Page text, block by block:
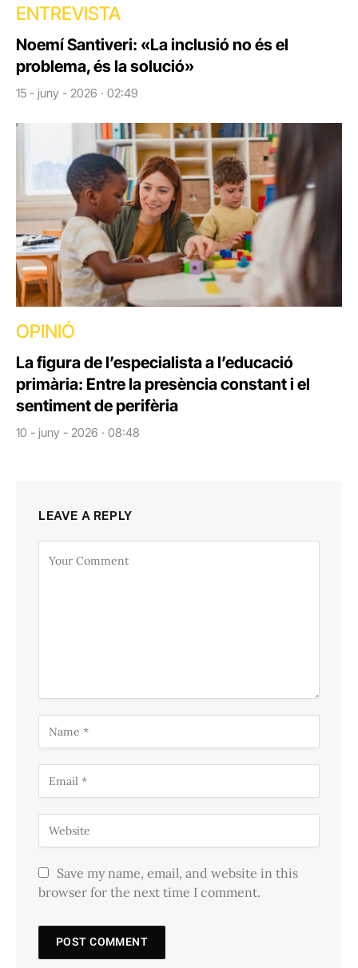
ENTREVISTA
Noemí Santiveri: «La inclusió no és el
problema, és la solució»
15 - juny - 2026 · 02:49
OPINIÓ
La figura de l’especialista a l’educació
primària: Entre la presència constant i el
sentiment de perifèria
10 - juny - 2026 · 08:48
LEAVE A REPLY
Save my name, email, and website in this
browser for the next time I comment.